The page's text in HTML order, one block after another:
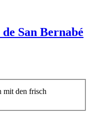
San Bernabé
mit den frisch